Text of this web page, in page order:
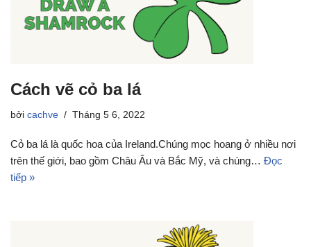
Cách vẽ cỏ ba lá
bởi cachve Tháng 5 6, 2022
Cỏ ba lá là quốc hoa của Ireland.Chúng mọc hoang ở nhiều nơi
trên thế giới, bao gồm Châu Âu và Bắc Mỹ, và chúng… Đọc
tiếp »